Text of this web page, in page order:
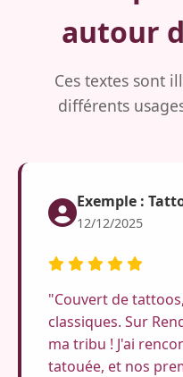
autour
Ces textes sont
différents
Exemple :
12/12/2025
"Couvert de
classiques. Sur
ma tribu ! J'ai
tatouée, et nos